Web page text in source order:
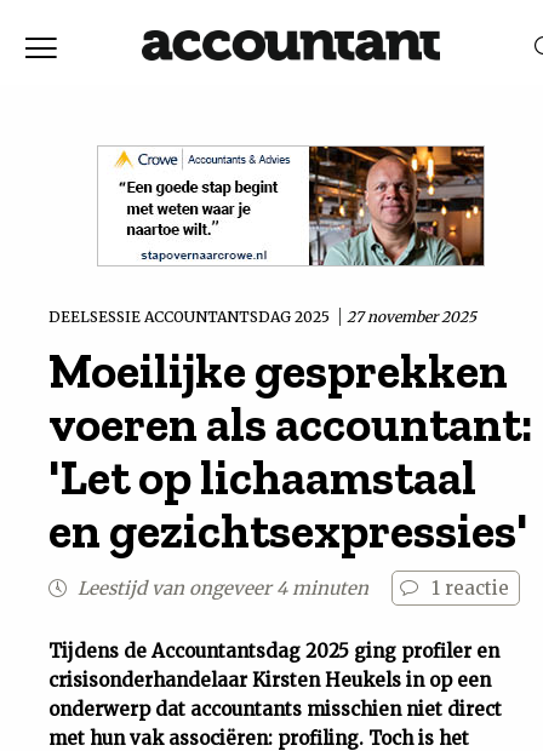
Vaktechniek
Achtergrond
Uit
Feiten
DEELSESSIE ACCOUNTANTSDAG 2025 27 november 2025
Moeilijke gesprekken
voeren als accountant:
'Let op lichaamstaal
en gezichtsexpressies'
Leestijd van ongeveer 4 minuten 1 reactie
Tijdens de Accountantsdag 2025 ging profiler en
crisisonderhandelaar Kirsten Heukels in op een
onderwerp dat accountants misschien niet direct
met hun vak associëren: profiling. Toch is het
RELEVANTIEDATUM